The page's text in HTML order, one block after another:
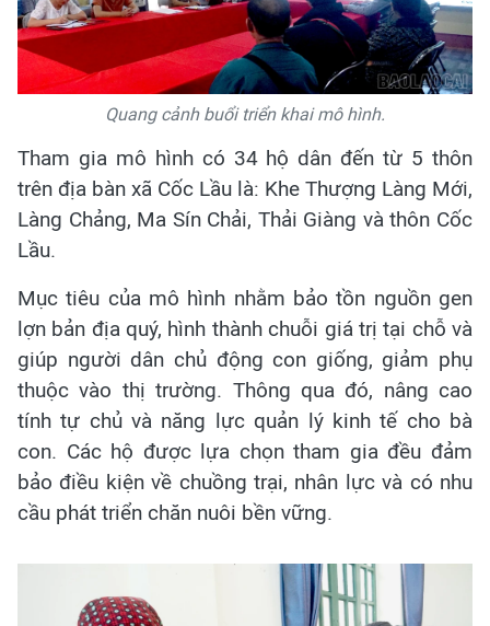
Quang cảnh buổi triển khai mô hình.
Tham gia mô hình có 34 hộ dân đến từ 5 thôn
trên địa bàn xã Cốc Lầu là: Khe Thượng Làng Mới,
Làng Chảng, Ma Sín Chải, Thải Giàng và thôn Cốc
Lầu.
Mục tiêu của mô hình nhằm bảo tồn nguồn gen
lợn bản địa quý, hình thành chuỗi giá trị tại chỗ và
giúp người dân chủ động con giống, giảm phụ
thuộc vào thị trường. Thông qua đó, nâng cao
tính tự chủ và năng lực quản lý kinh tế cho bà
con. Các hộ được lựa chọn tham gia đều đảm
bảo điều kiện về chuồng trại, nhân lực và có nhu
cầu phát triển chăn nuôi bền vững.